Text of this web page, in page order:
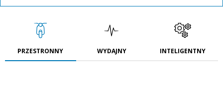
PRZESTRONNY WYDAJNY INTELIGENTNY